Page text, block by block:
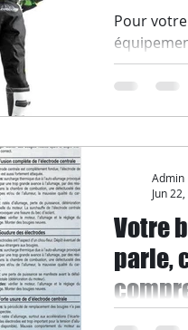
Pour
Votre
parle,
Admin
Jun